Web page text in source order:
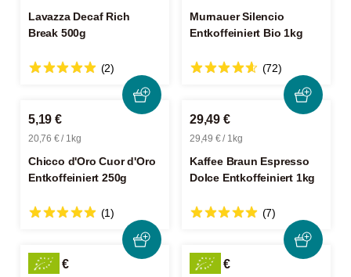
Lavazza Decaf Rich
Break 500g
(2)
Murnauer Silencio
Entkoffeiniert Bio 1kg
(72)
5,19 €
20,76 € / 1kg
Chicco d'Oro Cuor d'Oro
Entkoffeiniert 250g
(1)
29,49 €
29,49 € / 1kg
Kaffee Braun Espresso
Dolce Entkoffeiniert 1kg
(7)
10,49 € 11,99 €